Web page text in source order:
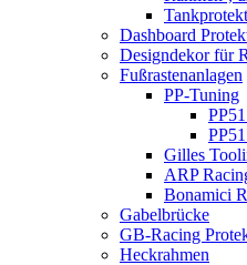
Dashboard
Designdekor für
Fußrastenanlagen
PP-Tuning
Gilles
ARP
Bonamici
Gabelbrücke
GB-Racing
Heckrahmen